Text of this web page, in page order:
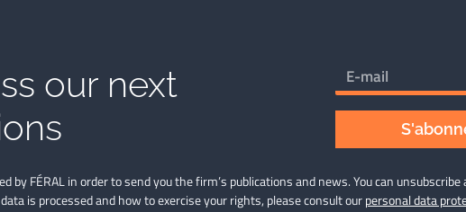
our next
by FÉRAL in order to send you the firm’s publications and news. You can
data is processed and how to exercise your rights, please consult ourpersonal data